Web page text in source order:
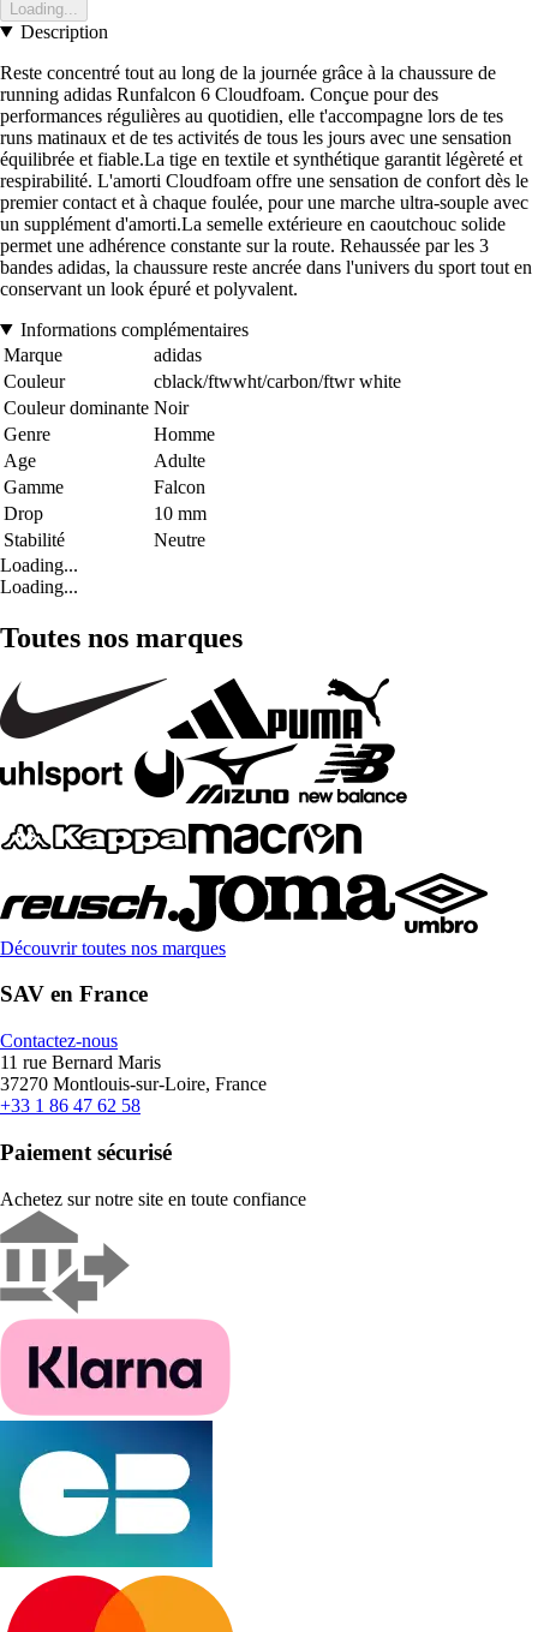
Loading...
Description
Reste concentré tout au long de la journée grâce à la chaussure de
running adidas Runfalcon 6 Cloudfoam. Conçue pour des
performances régulières au quotidien, elle t'accompagne lors de tes
runs matinaux et de tes activités de tous les jours avec une sensation
équilibrée et fiable.La tige en textile et synthétique garantit légèreté et
respirabilité. L'amorti Cloudfoam offre une sensation de confort dès le
premier contact et à chaque foulée, pour une marche ultra-souple avec
un supplément d'amorti.La semelle extérieure en caoutchouc solide
permet une adhérence constante sur la route. Rehaussée par les 3
bandes adidas, la chaussure reste ancrée dans l'univers du sport tout en
conservant un look épuré et polyvalent.
Informations complémentaires
Marque
adidas
Couleur
cblack/ftwwht/carbon/ftwr white
Couleur dominante Noir
Genre
Homme
Age
Adulte
Gamme
Falcon
Drop
10 mm
Stabilité
Neutre
Loading...
Loading...
Toutes nos marques
Découvrir toutes nos marques
SAV en France
Contactez-nous
11 rue Bernard Maris
37270 Montlouis-sur-Loire, France
+33 1 86 47 62 58
Paiement sécurisé
Achetez sur notre site en toute confiance